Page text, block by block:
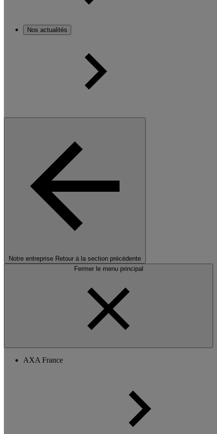
Nos actualités
Notre entreprise Retour à la section précédente
Fermer le menu principal
AXA France